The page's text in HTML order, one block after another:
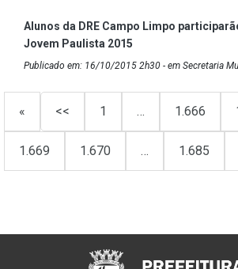
Alunos da DRE Campo Limpo
Jovem Paulista 2015
Publicado em: 16/10/2015 2h30 - em Secretaria
« << 1 … 1.666
1.669 1.670 … 1.685